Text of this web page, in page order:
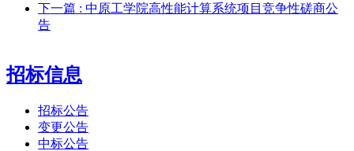
下一篇 : 中原工学院高性能计算系统项目竞争性磋商公
告
招标信息
招标公告
变更公告
中标公告